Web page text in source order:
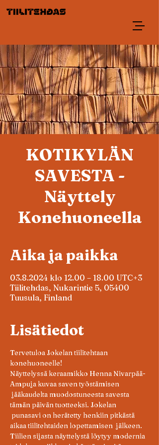
KOTIKYLÄN
SAVESTA -
Näyttely
Konehuoneella
Aika ja paikka
03.8.2024 klo 12.00 – 18.00 UTC+3
Tiilitehdas, Nukarintie 5, 05400
Tuusula, Finland
Lisätiedot
Tervetuloa Jokelan tiilitehtaan
konehuoneelle!
Näyttelyssä keraamikko Henna Nivarpää-
Ampuja kuvaa saven työstämisen
jääkaudelta muodostuneesta savesta
tämän päivän tuotteeksi. Jokelan
punasavi on herätetty henkiin pitkästä
aikaa tiilitehtaiden lopettamisen  jälkeen.
Tiilien sijasta näyttelystä löytyy modernia